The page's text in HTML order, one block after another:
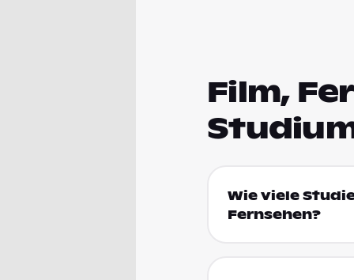
Film,
Wie viele
Fernsehen?